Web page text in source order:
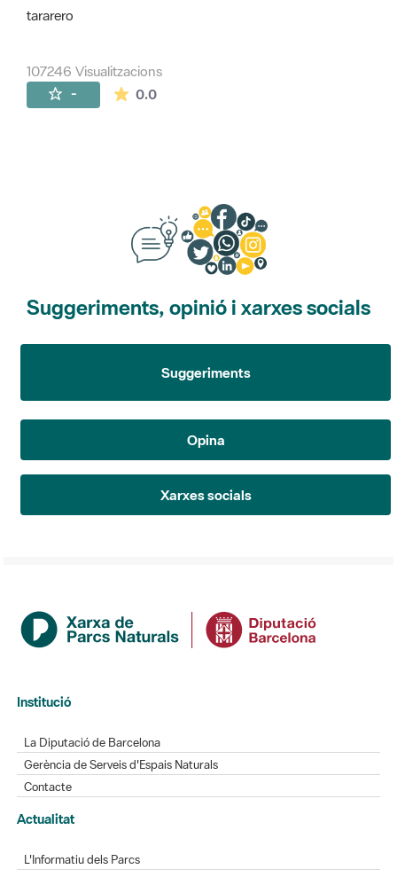
tararero
107246 Visualitzacions
- 0.0La mitjana de les valoracions és de 0
Suggeriments, opinió i xarxes socials
Suggeriments
Opina
Xarxes socials
Institució
La Diputació de Barcelona
Gerència de Serveis d'Espais Naturals
Contacte
Actualitat
L'Informatiu dels Parcs